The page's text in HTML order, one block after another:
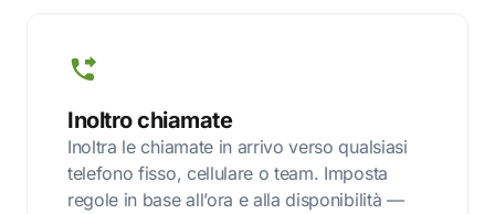
Inoltro chiamate
Inoltra le chiamate in arrivo verso qualsiasi
telefono fisso, cellulare o team. Imposta
regole in base all’ora e alla disponibilità —